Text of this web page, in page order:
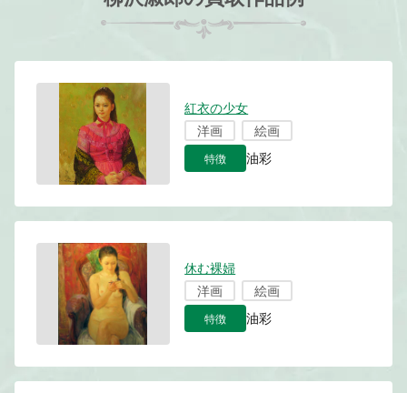
紅衣の少女
洋画
絵画
特徴 油彩
休む裸婦
洋画
絵画
特徴 油彩